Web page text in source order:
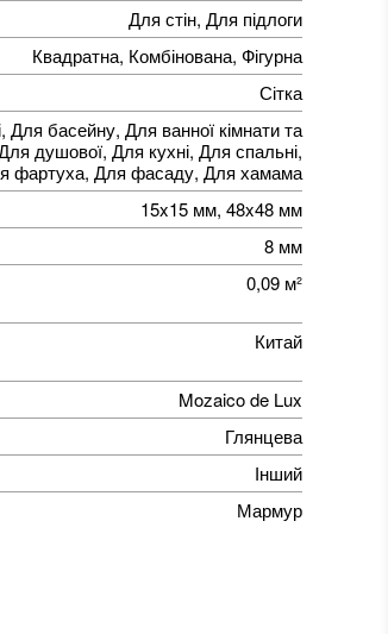
Для стін, Для підлоги
Квадратна, Комбінована, Фігурна
Сітка
Для басейну, Для ванної кімнати та
душової, Для кухні, Для спальні,
фартуха, Для фасаду, Для хамама
15x15 мм, 48x48 мм
8 мм
0,09 м²
Китай
Mozaico de Lux
Глянцева
Інший
Мармур